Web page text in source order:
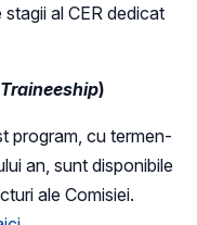
al CER dedicat
)
program, cu termen-
an, sunt disponibile
ale Comisiei.